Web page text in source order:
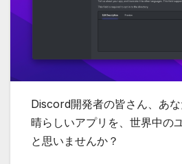
Discord開発者の皆さん、あ
晴らしいアプリを、世界中の
と思いませんか？